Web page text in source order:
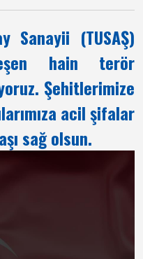
Sanayii (TUSAŞ)
hain terör
Şehitlerimize
acil şifalar
sağ olsun.